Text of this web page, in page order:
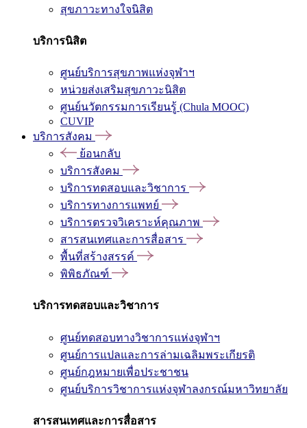
สุขภาวะทางใจนิสิต
บริการนิสิต
ศูนย์บริการสุขภาพแห่งจุฬาฯ
หน่วยส่งเสริมสุขภาวะนิสิต
ศูนย์นวัตกรรมการเรียนรู้ (Chula MOOC)
CUVIP
บริการสังคม
ย้อนกลับ
บริการสังคม
บริการทดสอบและวิชาการ
บริการทางการแพทย์
บริการตรวจวิเคราะห์คุณภาพ
สารสนเทศและการสื่อสาร
พื้นที่สร้างสรรค์
พิพิธภัณฑ์
บริการทดสอบและวิชาการ
ศูนย์ทดสอบทางวิชาการแห่งจุฬาฯ
ศูนย์การแปลและการล่ามเฉลิมพระเกียรติ
ศูนย์กฎหมายเพื่อประชาชน
ศูนย์บริการวิชาการแห่งจุฬาลงกรณ์มหาวิทยาลัย
สารสนเทศและการสื่อสาร